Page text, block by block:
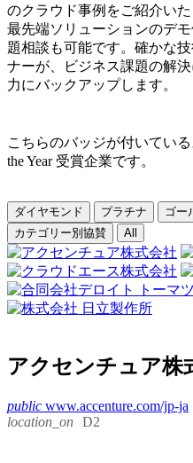
のクラウド事例をご紹介い
最先端ソリューションのデ
題相談も可能です。確かな
ナーが、ビジネス課題の解
力にバックアップします。
こちらのバッジが付いている
the Year 受賞企業です。
ダイヤモンド プラチナ ゴー
カテゴリー別協賛
All
アクセンチュア株
public www.accenture.com/jp-ja
location_on D2